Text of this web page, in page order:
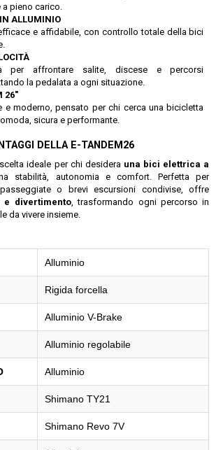
pieno carico.
ALLUMINIO
e affidabile, con controllo totale della bici
per affrontare salite, discese e percorsi
la pedalata a ogni situazione.
26″
e moderno, pensato per chi cerca una bicicletta
sicura e performante.
DELLA E-TANDEM26
ideale per chi desidera una bici elettrica a
stabilità, autonomia e comfort. Perfetta per
o brevi escursioni condivise, offre
e divertimento, trasformando ogni percorso in
da vivere insieme.
Alluminio
Rigida forcella
Alluminio V-Brake
Alluminio regolabile
Alluminio
Shimano TY21
Shimano Revo 7V